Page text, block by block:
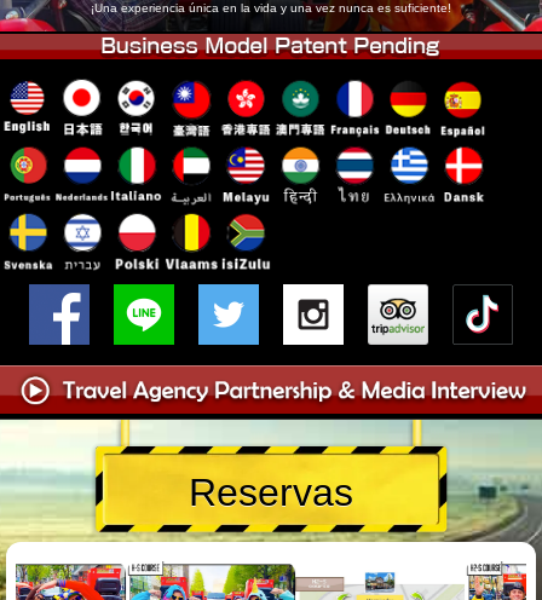
Okinawa
¡Una experiencia única en la vida y una vez nunca es suficiente!
Reservas